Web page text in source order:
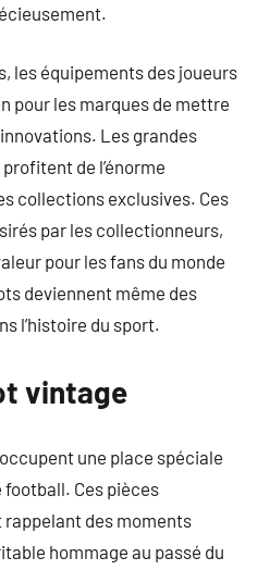
les équipements des joueurs
pour les marques de mettre
Les grandes
de l’énorme
collections exclusives. Ces
par les collectionneurs,
pour les fans du monde
deviennent même des
l’histoire du sport.
vintage
une place spéciale
Ces pièces
des moments
hommage au passé du